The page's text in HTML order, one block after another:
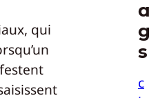
qui
a
g
s
c